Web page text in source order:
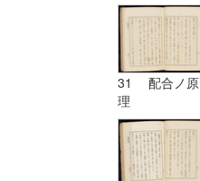
31 配合ノ原
理